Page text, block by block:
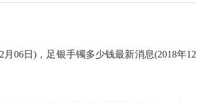
06日)，足银手镯多少钱最新消息(2018年12